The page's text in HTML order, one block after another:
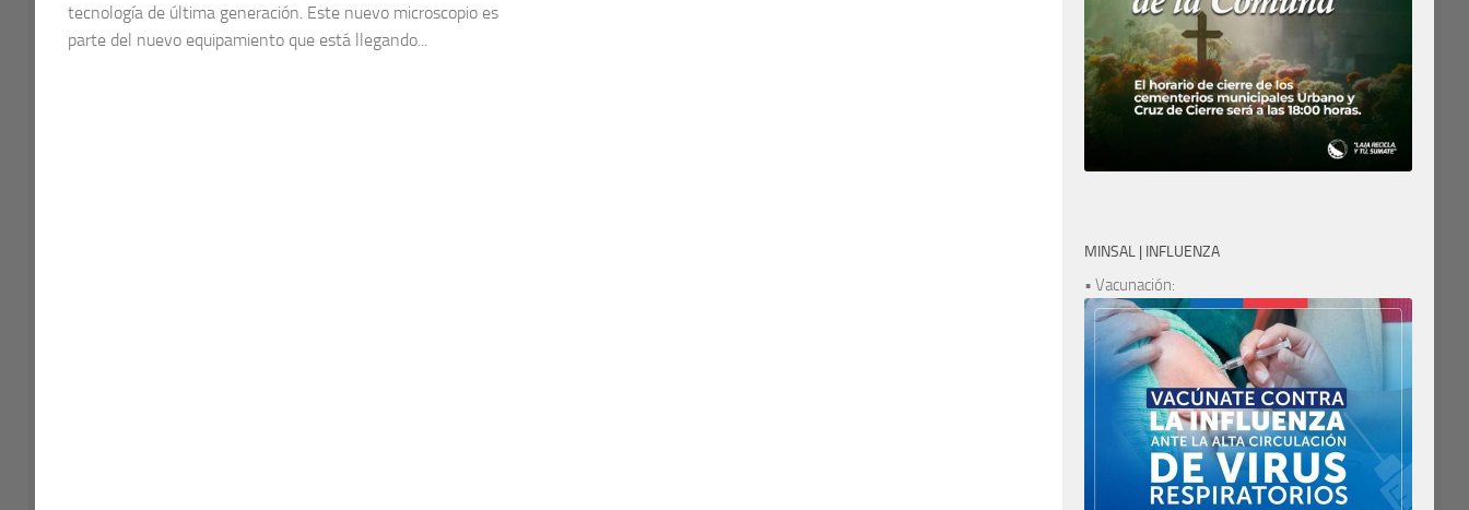
tecnología de última generación. Este nuevo microscopio es
parte del nuevo equipamiento que está llegando...
MINSAL | INFLUENZA
• Vacunación: